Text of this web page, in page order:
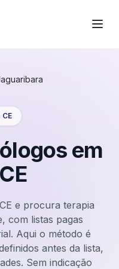
CE
em
CE
e procura terapia
com listas pagas
Aqui o método é
antes da lista,
Sem indicação